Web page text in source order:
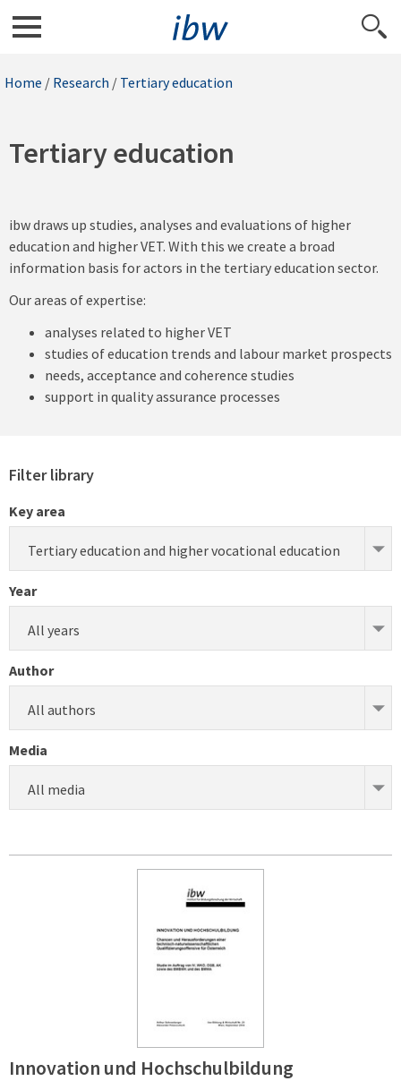
Home / Research / Tertiary education
Tertiary education
ibw draws up studies, analyses and evaluations of higher
education and higher VET. With this we create a broad
information basis for actors in the tertiary education sector.
Our areas of expertise:
analyses related to higher VET
studies of education trends and labour market prospects
needs, acceptance and coherence studies
support in quality assurance processes
Filter library
Key area
Tertiary education and higher vocational education
Year
All years
Author
All authors
Media
All media
Innovation und Hochschulbildung